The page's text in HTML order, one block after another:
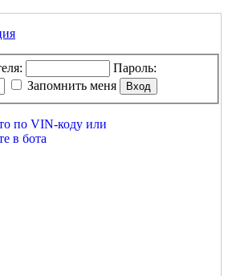
Пароль:
Запомнить меня